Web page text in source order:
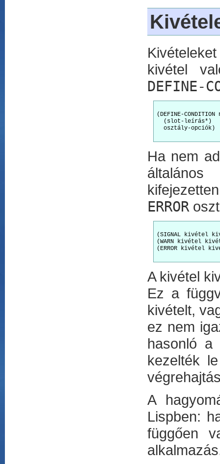
kivétel
DEFINE-
(DEFINE-
  (slot-leírás*)
  osztály-opciók)
Ha nem
ERROR
(SIGNAL kivétel
(WARN kivétel
(ERROR kivétel
A kivétel
Ez a
kivételt,
ez nem
hasonló a
kezelték
A
Lispben:
függően